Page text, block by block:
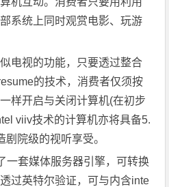
系统上同时观赏电影、玩游
电视的功能，只要透过整合
的技术，消费者仅须按
样开启与关闭计算机(在初步
viiv技术的计算机亦将具备5.
院级的视听享受。
一套媒体服务器引擎，可转换
过英特尔验证，可与内含inte